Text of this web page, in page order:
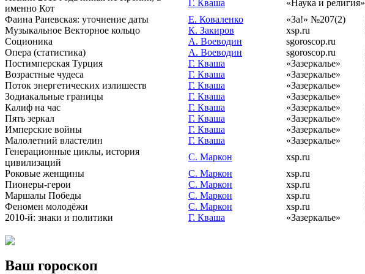
именно Кот
Г. Кваша «Наука и религия»
Фаина Раневская: уточнение даты
Е. Коваленко «За!» №207(2)
Музыкальное Векторное кольцо
К. Закиров xsp.ru
Соционика
А. Воеводин sgoroscop.ru
Опера (статистика)
А. Воеводин sgoroscop.ru
Постимперская Турция
Г. Кваша «Зазеркалье»
Возрастные чудеса
Г. Кваша «Зазеркалье»
Поток энергетических излишеств
Г. Кваша «Зазеркалье»
Зодиакальные границы
Г. Кваша «Зазеркалье»
Калиф на час
Г. Кваша «Зазеркалье»
Пять зеркал
Г. Кваша «Зазеркалье»
Имперские войны
Г. Кваша «Зазеркалье»
Малолетний властелин
Г. Кваша «Зазеркалье»
Генерационные циклы, история
цивилизаций
С. Маркон xsp.ru
Роковые женщины
С. Маркон xsp.ru
Пионеры-герои
С. Маркон xsp.ru
Маршалы Победы
С. Маркон xsp.ru
Феномен молодёжи
С. Маркон xsp.ru
2010-й: знаки и политики
Г. Кваша «Зазеркалье»
Ваш гороскоп